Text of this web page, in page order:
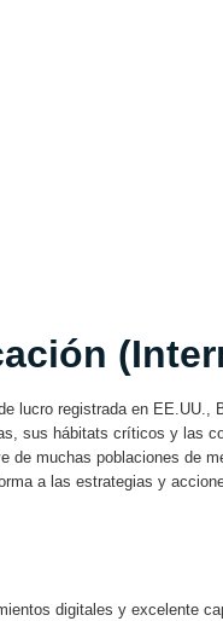
lucro registrada en
sus hábitats críticos y las
de muchas poblaciones de
a las estrategias y
digitales y excelente